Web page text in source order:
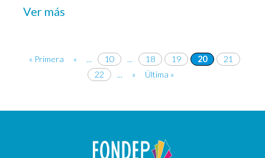
Ver más
« Primera « ... 10 ... 18 19 20
21
22
... » Última »